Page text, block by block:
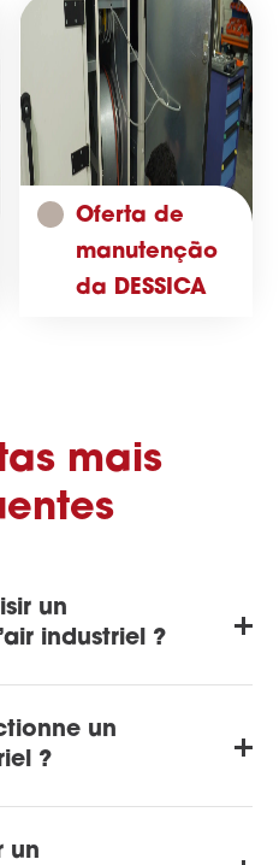
Oferta de
manutenção
da DESSICA
mais
un
industriel ?
un
?
un